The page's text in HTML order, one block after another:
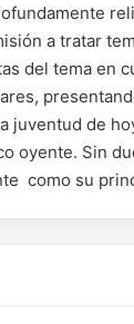
a tratar
del tema en
de
oyente. Sin
como su